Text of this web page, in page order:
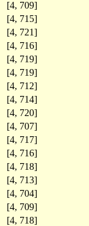
[4, 709]
[4, 715]
[4, 721]
[4, 716]
[4, 719]
[4, 719]
[4, 712]
[4, 714]
[4, 720]
[4, 707]
[4, 717]
[4, 716]
[4, 718]
[4, 713]
[4, 704]
[4, 709]
[4, 718]